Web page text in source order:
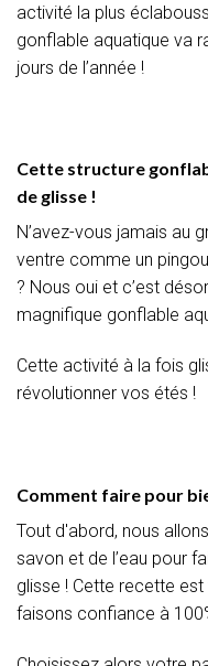
activité la plus
gonflable aquatique va
jours de l’année !
Cette structure
de glisse !
N’avez-vous jamais au
ventre comme un
? Nous oui et c’est
magnifique gonflable
Cette activité à la fois
révolutionner vos étés !
Comment faire pour
Tout d'abord, nous
savon et de l’eau pour
glisse ! Cette recette
faisons confiance à